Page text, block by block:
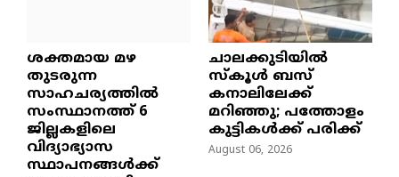
ശക്തമായ മഴ
തുടരുന്ന
സാഹചര്യത്തിൽ
സംസ്ഥാനത്ത് 6
ജില്ലകളിലെ
വിദ്യാഭ്യാസ
സ്ഥാപനങ്ങൾക്ക്
ചാലക്കുടിയിൽ
സ്കൂൾ ബസ്
കനാലിലേക്ക്
മറിഞ്ഞു; പത്തോളം
കുട്ടികൾക്ക് പരിക്ക്
August 06, 2026